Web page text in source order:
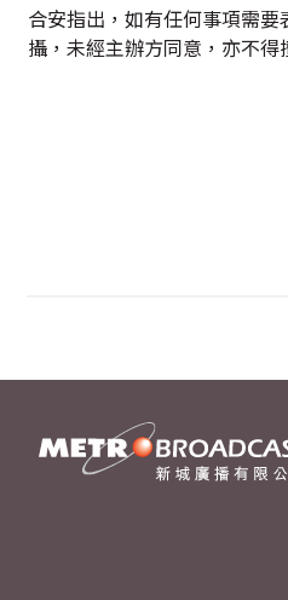
合安指出，如有任何事項需
攝，未經主辦方同意，亦不